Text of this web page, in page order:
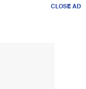
CLOSE AD